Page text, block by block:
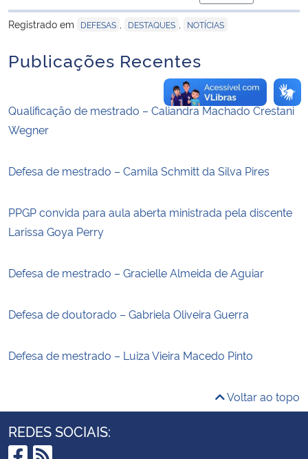
Planalto
para área de
Registrado em
DEFESAS DESTAQUES NOTÍCIAS
Publicações Recentes
Qualificação de mestrado – Caliandra Machado Crestani
Wegner
Defesa de mestrado – Camila Schmitt da Silva Pires
PPGP convida para aula aberta ministrada pela discente
Larissa Goya Perry
Defesa de mestrado – Gracielle Almeida de Aguiar
Defesa de doutorado – Gabriela Oliveira Guerra
Defesa de mestrado – Luiza Vieira Macedo Pinto
Voltar ao topo
REDES SOCIAIS: